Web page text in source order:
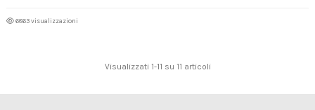
6863 visualizzazioni
Visualizzati 1-11 su 11 articoli